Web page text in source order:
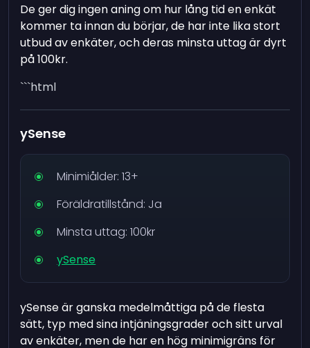
De ger dig ingen aning om hur lång tid en enkät
kommer ta innan du börjar, de har inte lika stort
utbud av enkäter, och deras minsta uttag är dyrt
på 100kr.
```html
ySense
Minimiålder: 13+
Föräldratillstånd: Ja
Minsta uttag: 100kr
ySense
ySense är ganska medelmåttiga på de flesta
sätt, typ med sina intjäningsgrader och sitt urval
av enkäter, men de har en hög minimigräns för